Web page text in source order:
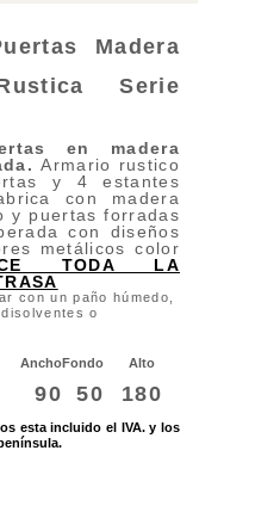
Madera
Serie
en madera
Armario rustico
y 4 estantes
con madera
y puertas forradas
con diseños
metálicos color
TODA LA
con un paño húmedo,
o
AnchoFondo Alto
90 50 180
esta incluido el IVA. y los